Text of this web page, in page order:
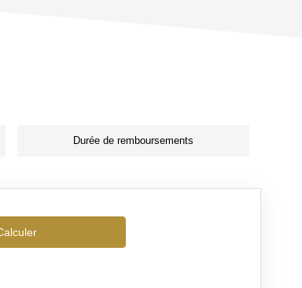
Durée de remboursements